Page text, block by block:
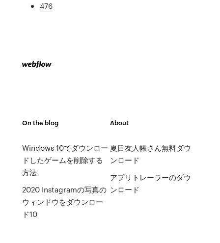
476
On the blog
Windows 10でダウンロー
ドしたゲームを削除する
方法
2020 Instagramの写真の
ウィンドウをダウンロー
ド10
About
夏目友人帳さん無料ダウ
ンロード
アプリトレーラーのダウ
ンロード